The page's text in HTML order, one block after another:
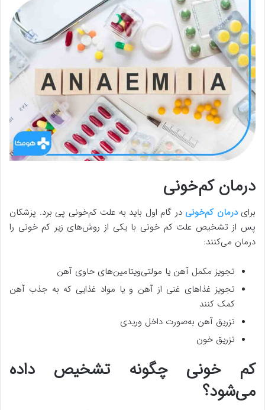
درمان کم‌خونی
برایدرمان کم‌خونی در گام اول باید به علت کم‌خونی پی برد. پزشکان
پس از تشخیص علت کم خونی با یکی از روش‌های زیر کم خونی را
درمان می‌کنند:
تجویز مکمل آهن یا مولتی‌ویتامین‌های حاوی آهن
تجویز غذاهای غنی از آهن و یا مواد غذایی که به جذب آهن
کمک کنند
تزریق آهن به‌صورت داخل وریدی
تزریق خون
کم خونی چگونه تشخیص داده
می‌شود؟